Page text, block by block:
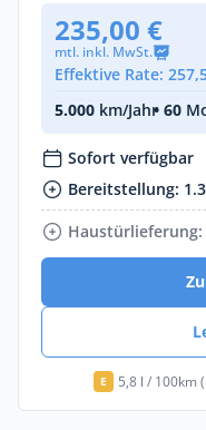
235,00 €
mtl. inkl. MwSt.
Effektive Rate:
5.000 km/Jahr• 60
Sofort verfügbar
Bereitstellung:
Haustürlieferung:
E 5,8 l / 100km